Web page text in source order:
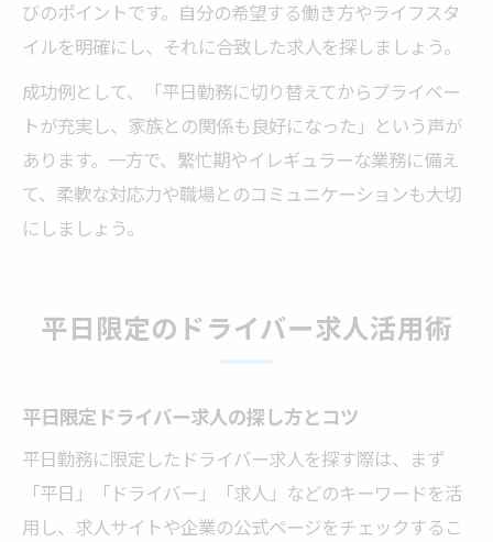
びのポイントです。自分の希望する働き方やライフスタ
イルを明確にし、それに合致した求人を探しましょう。
成功例として、「平日勤務に切り替えてからプライベー
トが充実し、家族との関係も良好になった」という声が
あります。一方で、繁忙期やイレギュラーな業務に備え
て、柔軟な対応力や職場とのコミュニケーションも大切
にしましょう。
平日限定のドライバー求人活用術
平日限定ドライバー求人の探し方とコツ
平日勤務に限定したドライバー求人を探す際は、まず
「平日」「ドライバー」「求人」などのキーワードを活
用し、求人サイトや企業の公式ページをチェックするこ